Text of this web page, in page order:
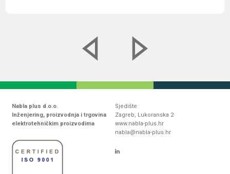
Nabla plus d.o.o.
Inženjering, proizvodnja i trgovina
elektrotehničkim proizvodima
Sjedište
Zagreb, Lukoranska 2
www.nabla-plus.hr
nabla@nabla-plus.hr